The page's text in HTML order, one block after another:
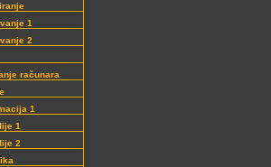
1
2
računara
1
1
2